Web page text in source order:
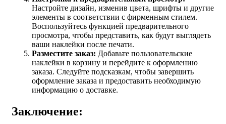
Настройте дизайн, изменив цвета, шрифты и другие
элементы в соответствии с фирменным стилем.
Воспользуйтесь функцией предварительного
просмотра, чтобы представить, как будут выглядеть
ваши наклейки после печати.
Разместите заказ: Добавьте пользовательские
наклейки в корзину и перейдите к оформлению
заказа. Следуйте подсказкам, чтобы завершить
оформление заказа и предоставить необходимую
информацию о доставке.
Заключение: